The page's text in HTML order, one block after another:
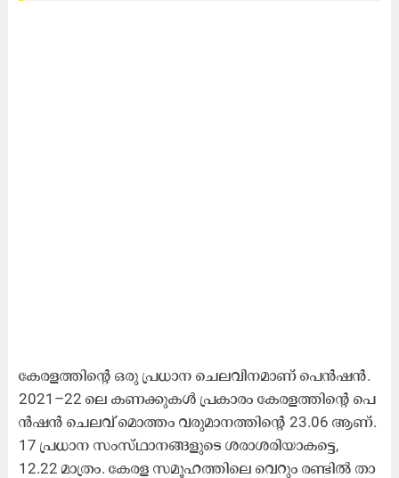
കേ​ര​ള​ത്തി​ന്റെ ഒ​രു പ്ര​ധാ​ന ചെ​ല​വി​ന​മാ​ണ് പെ​ൻ​ഷ​ൻ.
2021–22 ലെ ​ക​ണ​ക്കു​ക​ൾ പ്ര​കാ​രം കേ​ര​ള​ത്തി​ന്റെ പെ​
ൻ​ഷ​ൻ ചെ​ല​വ് മൊ​ത്തം വ​രു​മാ​ന​ത്തി​ന്റെ 23.06 ആ​ണ്.
17 പ്ര​ധാ​ന സം​സ്​​ഥാ​ന​ങ്ങ​ളു​ടെ ശ​രാ​ശ​രി​യാ​ക​ട്ടെ,
12.22 മാ​ത്രം. കേ​ര​ള സ​മൂ​ഹ​ത്തി​ലെ വെ​റും ര​ണ്ടി​ൽ താ​